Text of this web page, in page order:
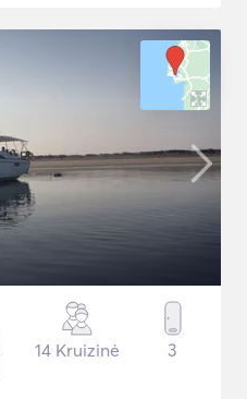
14 Kruizinė 3